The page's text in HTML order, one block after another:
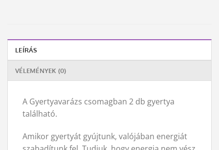
LEÍRÁS
VÉLEMÉNYEK (0)
A Gyertyavarázs csomagban 2 db gyertya
található.
Amikor gyertyát gyújtunk, valójában energiát